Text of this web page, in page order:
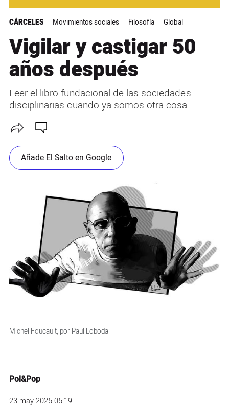
CÁRCELES Movimientos sociales Filosofía Global
Vigilar y castigar 50
años después
Leer el libro fundacional de las sociedades
disciplinarias cuando ya somos otra cosa
Añade El Salto en Google
Michel Foucault, por Paul Loboda.
Pol&Pop
23 may 2025 05:19